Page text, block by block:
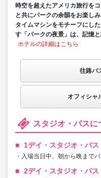
時空を超えたアメリカ旅行を
と共にパークの余韻をお楽しみ
タイムマシンをモチーフにし
す「パークの夜景」は、記憶
ホテルの詳細はこちら
往路バ
オフィシャ
スタジオ・パスに
1デイ・スタジオ・パス
・入場当日中、朝から晩まで
2デイ・スタジオ・パス